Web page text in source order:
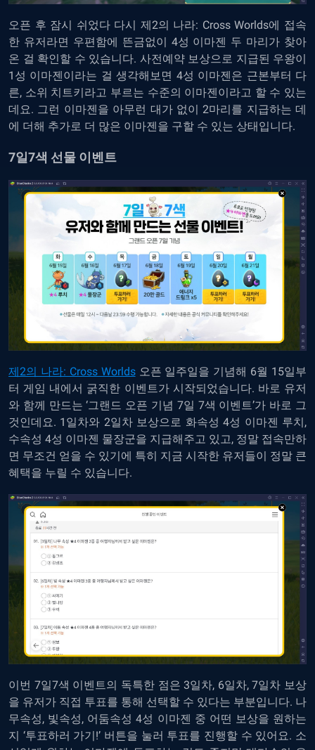
오픈 후 잠시 쉬었다 다시 제2의 나라: Cross Worlds에 접속
한 유저라면 우편함에 뜬금없이 4성 이마젠 두 마리가 찾아
온 걸 확인할 수 있습니다. 사전예약 보상으로 지급된 우왕이
1성 이마젠이라는 걸 생각해보면 4성 이마젠은 근본부터 다
른, 소위 치트키라고 부르는 수준의 이마젠이라고 할 수 있는
데요. 그런 이마젠을 아무런 대가 없이 2마리를 지급하는 데
에 더해 추가로 더 많은 이마젠을 구할 수 있는 상태입니다.
7일7색 선물 이벤트
제2의 나라: Cross Worlds오픈 일주일을 기념해 6월 15일부
터 게임 내에서 굵직한 이벤트가 시작되었습니다. 바로 유저
와 함께 만드는 ‘그랜드 오픈 기념 7일 7색 이벤트’가 바로 그
것인데요. 1일차와 2일차 보상으로 화속성 4성 이마젠 루치,
수속성 4성 이마젠 물장군을 지급해주고 있고, 정말 접속만하
면 무조건 얻을 수 있기에 특히 지금 시작한 유저들이 정말 큰
혜택을 누릴 수 있습니다.
이번 7일7색 이벤트의 독특한 점은 3일차, 6일차, 7일차 보상
을 유저가 직접 투표를 통해 선택할 수 있다는 부분입니다. 나
무속성, 빛속성, 어둠속성 4성 이마젠 중 어떤 보상을 원하는
지 ‘투표하러 가기!’ 버튼을 눌러 투표를 진행할 수 있어요. 소